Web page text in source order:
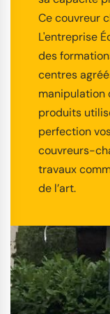
Ce couvreur
L'entreprise
des
centres
manipulation
produits
perfection
couvreurs-
travaux
de l’art.